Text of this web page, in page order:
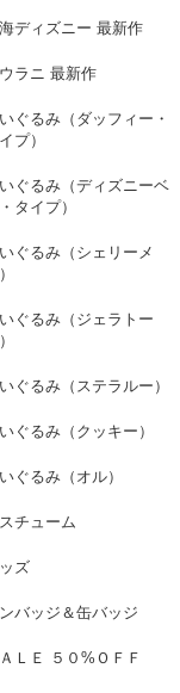
ディズニー 最新作
ラニ 最新作
ぐるみ（ダッフィー・
プ）
ぐるみ（ディズニーベ
タイプ）
ぐるみ（シェリーメ
ぐるみ（ジェラトー
ぐるみ（ステラルー）
ぐるみ（クッキー）
ぐるみ（オル）
チューム
ズ
バッジ＆缶バッジ
ＬＥ ５０%ＯＦＦ